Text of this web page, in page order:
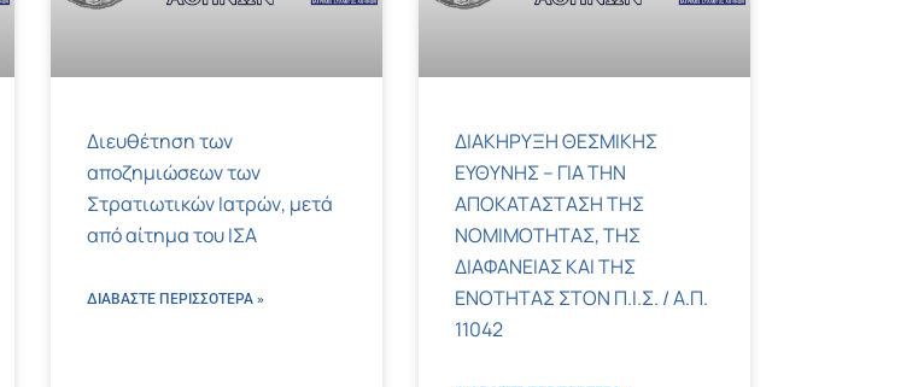
Διευθέτηση των
αποζημιώσεων των
Στρατιωτικών Ιατρών, μετά
από αίτημα του ΙΣΑ
ΔΙΑΒΑΣΤΕ ΠΕΡΙΣΣΌΤΕΡΑ »
ΔΙΑΚΗΡΥΞΗ ΘΕΣΜΙΚΗΣ
ΕΥΘΥΝΗΣ – ΓΙΑ ΤΗΝ
ΑΠΟΚΑΤΑΣΤΑΣΗ ΤΗΣ
ΝΟΜΙΜΟΤΗΤΑΣ, ΤΗΣ
ΔΙΑΦΑΝΕΙΑΣ ΚΑΙ ΤΗΣ
ΕΝΟΤΗΤΑΣ ΣΤΟΝ Π.Ι.Σ. / Α.Π.
11042